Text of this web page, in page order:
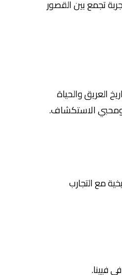
تجمع بين القصور
العريق والحياة
الاستكشاف.
مع التجارب
فيينا.